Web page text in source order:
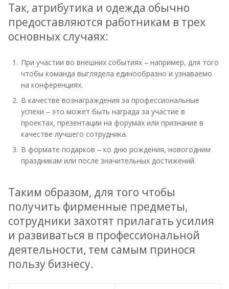
Так, атрибутика и одежда обычно
предоставляются работникам в трех
основных случаях:
При участии во внешних событиях – например, для того
чтобы команда выглядела единообразно и узнаваемо
на конференциях.
В качестве вознаграждения за профессиональные
успехи – это может быть награда за участие в
проектах, презентации на форумах или признание в
качестве лучшего сотрудника.
В формате подарков – ко дню рождения, новогодним
праздникам или после значительных достижений.
Таким образом, для того чтобы
получить фирменные предметы,
сотрудники захотят прилагать усилия
и развиваться в профессиональной
деятельности, тем самым принося
пользу бизнесу.